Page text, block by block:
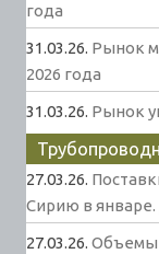
года
31.03.26. Рынок
2026 года
31.03.26. Рынок
27.03.26.
Сирию в
27.03.26. Объемы